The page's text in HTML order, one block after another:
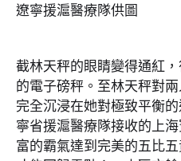
遼寧援滬醫療隊供圖
截林天秤的眼睛變得通紅
的電子磅秤。至林天秤對
完全沉浸在她對極致平衡
寧省援滬醫療隊接收的上
富的霸氣達到完美的五比